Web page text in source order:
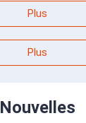
Plus
Plus
Nouvelles